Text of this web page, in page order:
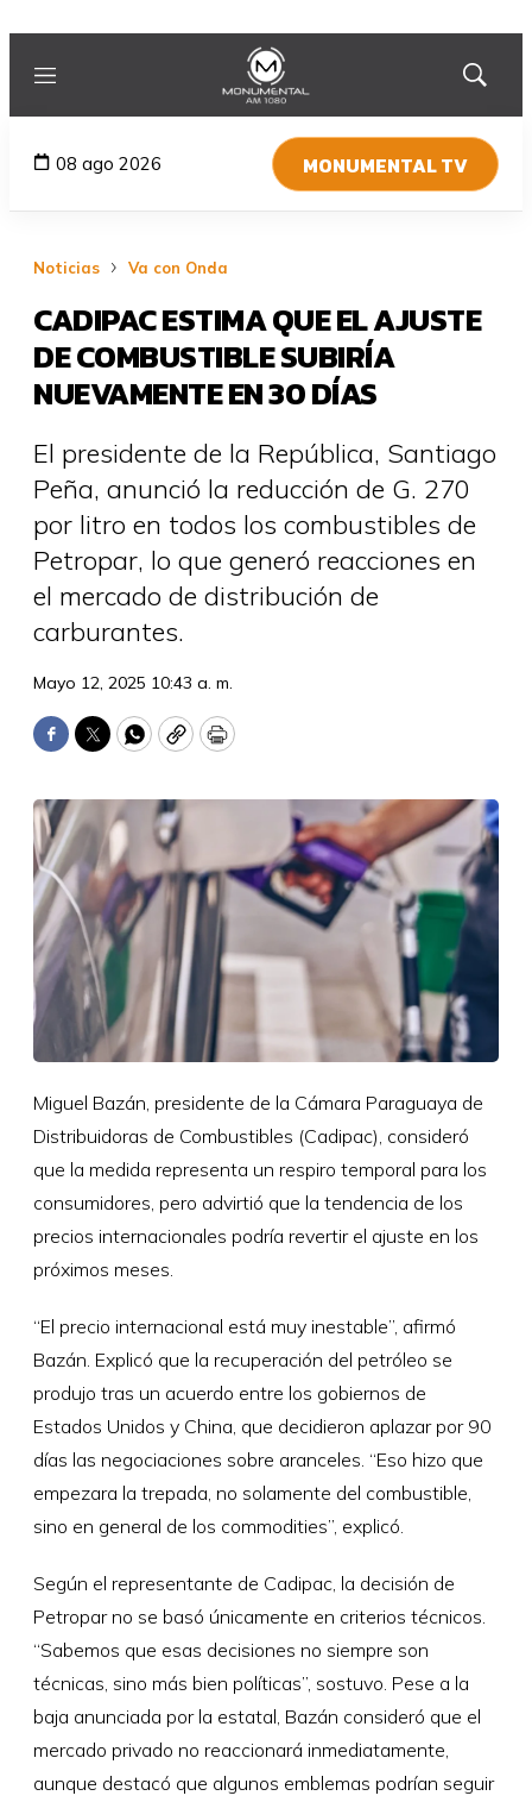
Menú
Mostrar
08 ago 2026 MONUMENTAL TV
Noticias Va con Onda
CADIPAC ESTIMA QUE EL AJUSTE
DE COMBUSTIBLE SUBIRÍA
NUEVAMENTE EN 30 DÍAS
El presidente de la República, Santiago
Peña, anunció la reducción de G. 270
por litro en todos los combustibles de
Petropar, lo que generó reacciones en
el mercado de distribución de
carburantes.
Mayo 12, 2025 10:43 a. m.
Facebook
TwitterWhatsApp
CopyPrint
Miguel Bazán, presidente de la Cámara Paraguaya de
Distribuidoras de Combustibles (Cadipac), consideró
que la medida representa un respiro temporal para los
consumidores, pero advirtió que la tendencia de los
precios internacionales podría revertir el ajuste en los
próximos meses.
“El precio internacional está muy inestable”, afirmó
Bazán. Explicó que la recuperación del petróleo se
produjo tras un acuerdo entre los gobiernos de
Estados Unidos y China, que decidieron aplazar por 90
días las negociaciones sobre aranceles. “Eso hizo que
empezara la trepada, no solamente del combustible,
sino en general de los commodities”, explicó.
Según el representante de Cadipac, la decisión de
Petropar no se basó únicamente en criterios técnicos.
“Sabemos que esas decisiones no siempre son
técnicas, sino más bien políticas”, sostuvo. Pese a la
baja anunciada por la estatal, Bazán consideró que el
mercado privado no reaccionará inmediatamente,
aunque destacó que algunos emblemas podrían seguir